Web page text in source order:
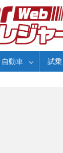
自動車 試